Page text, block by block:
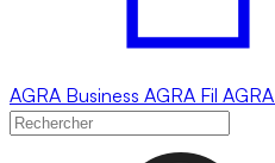
AGRA Business AGRA Fil AGRA